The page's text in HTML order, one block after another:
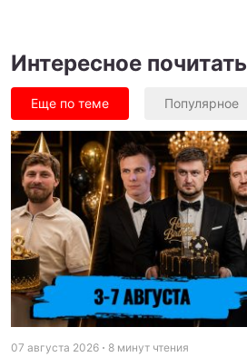
Интересное почитать
Еще по теме Популярное
07 августа 2026 8 минут чтения